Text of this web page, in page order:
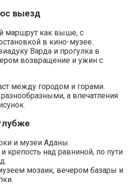
выезд
маршрут как выше, с
в кино-музее.
Варда и прогулка в
возвращение и ужин с
между городом и горами.
а впечатления
и музеи Аданы.
крепость над равниной, по пути
мозаик, вечером базары и